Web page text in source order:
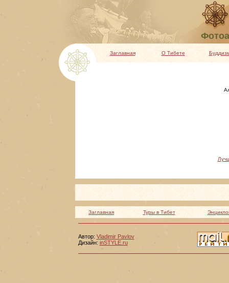
Заглавная О Тибете
Заглавная Туры в Тибет
Автор: Vladimir Pavlov
Дизайн: inSTYLE.ru